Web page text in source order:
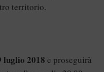
territorio.
luglio 2018 e proseguirà